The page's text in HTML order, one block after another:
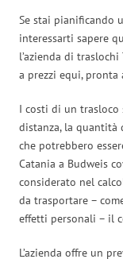
Se stai pianificando
interessarti sapere
l’azienda di
a prezzi equi,
I costi di un
distanza, la
che potrebbero
Catania a Budweis
considerato nel
da trasportare –
effetti personali – il
L’azienda offre un